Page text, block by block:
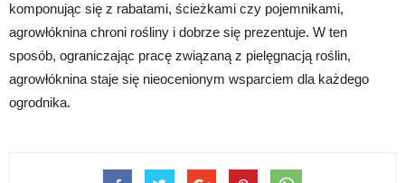
komponując się z rabatami, ścieżkami czy pojemnikami,
agrowłóknina chroni rośliny i dobrze się prezentuje. W ten
sposób, ograniczając pracę związaną z pielęgnacją roślin,
agrowłóknina staje się nieocenionym wsparciem dla każdego
ogrodnika.